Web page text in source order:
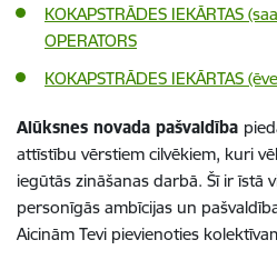
KOKAPSTRĀDES IEKĀRTAS
OPERATORS
KOKAPSTRĀDES IEKĀRTAS
Alūksnes novada pašvaldība
attīstību vērstiem cilvēkiem, kuri
iegūtās zināšanas darbā. Šī ir īstā
personīgās ambīcijas un
Aicinām Tevi pievienoties